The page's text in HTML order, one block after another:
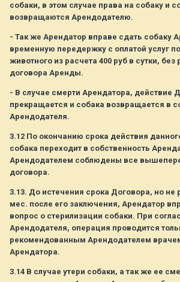
собаки, в этом случае права на собаку и
возвращаются Арендодателю.
- Так же Арендатор вправе сдать собаку
временную передержку с оплатой услуг
животного из расчета 400 руб в сутки,
договора Аренды.
- В случае смерти Арендатора, действие
прекращается и собака возвращается в
Арендодателя.
3.12 По окончанию срока действия
собака переходит в собственность
Арендодателем соблюдены все
договора.
3.13. До истечения срока Договора, но не
мес. после его заключения, Арендатор
вопрос о стерилизации собаки. При
Арендодателя, операция проводится
рекомендованным Арендодателем
Арендатора.
3.14 В случае утери собаки, а так же ее